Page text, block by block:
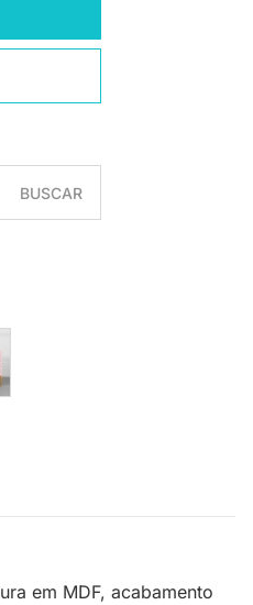
BUSCAR
em MDF, acabamento